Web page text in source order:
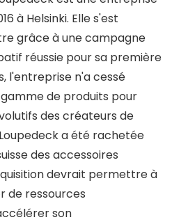
à Helsinki. Elle s'est
grâce à une campagne
réussie pour sa première
l'entreprise n'a cessé
de produits pour
des créateurs de
a été rachetée
des accessoires
devrait permettre à
de ressources
son